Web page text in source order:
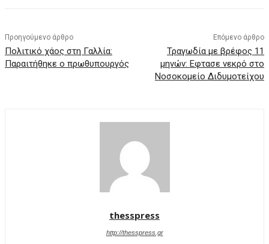
Προηγούμενο άρθρο
Πολιτικό χάος στη Γαλλία:
Παραιτήθηκε ο πρωθυπουργός
Επόμενο άρθρο
Τραγωδία με βρέφος 11
μηνών: Εφτασε νεκρό στο
Νοσοκομείο Διδυμοτείχου
thesspress
http://thesspress.gr